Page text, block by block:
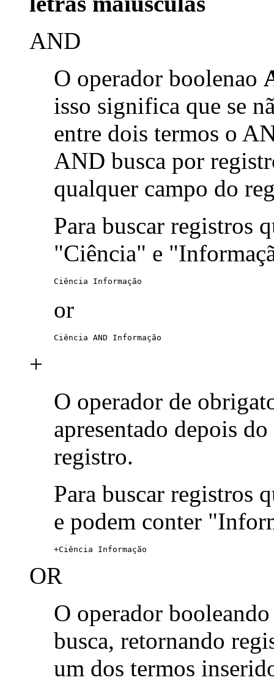
AND
O operador boolenao
isso significa que se
entre dois termos o
AND busca por
qualquer campo do
Para buscar registros
"Ciência" e
Ciência Informação
or
Ciência AND Informação
+
O operador de
apresentado depois
registro.
Para buscar registros
e podem conter
+Ciência Informação
OR
O operador
busca, retornando
um dos termos